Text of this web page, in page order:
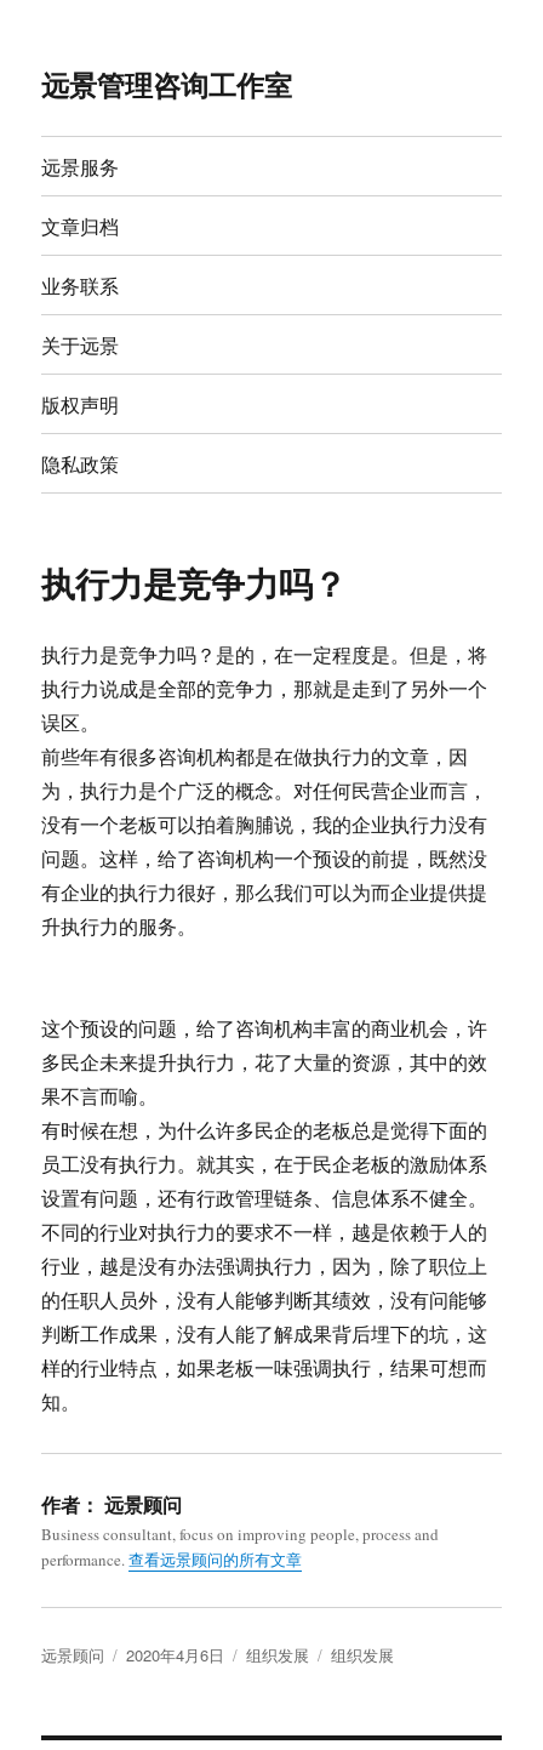
远景管理咨询工作室
远景服务
文章归档
业务联系
关于远景
版权声明
隐私政策
执行力是竞争力吗？
执行力是竞争力吗？是的，在一定程度是。但是，将
执行力说成是全部的竞争力，那就是走到了另外一个
误区。
前些年有很多咨询机构都是在做执行力的文章，因
为，执行力是个广泛的概念。对任何民营企业而言，
没有一个老板可以拍着胸脯说，我的企业执行力没有
问题。这样，给了咨询机构一个预设的前提，既然没
有企业的执行力很好，那么我们可以为而企业提供提
升执行力的服务。
这个预设的问题，给了咨询机构丰富的商业机会，许
多民企未来提升执行力，花了大量的资源，其中的效
果不言而喻。
有时候在想，为什么许多民企的老板总是觉得下面的
员工没有执行力。就其实，在于民企老板的激励体系
设置有问题，还有行政管理链条、信息体系不健全。
不同的行业对执行力的要求不一样，越是依赖于人的
行业，越是没有办法强调执行力，因为，除了职位上
的任职人员外，没有人能够判断其绩效，没有问能够
判断工作成果，没有人能了解成果背后埋下的坑，这
样的行业特点，如果老板一味强调执行，结果可想而
知。
作者： 远景顾问
Business consultant, focus on improving people, process and
performance.查看远景顾问的所有文章
作
远景顾问
发
2020年4月6日
分
组织发展
标
组织发展